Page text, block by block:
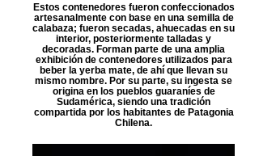
Estos contenedores fueron confeccionados
artesanalmente con base en una semilla de
calabaza; fueron secadas, ahuecadas en su
interior, posteriormente talladas y
decoradas. Forman parte de una amplia
exhibición de contenedores utilizados para
beber la yerba mate, de ahí que llevan su
mismo nombre. Por su parte, su ingesta se
origina en los pueblos guaraníes de
Sudamérica, siendo una tradición
compartida por los habitantes de Patagonia
Chilena.